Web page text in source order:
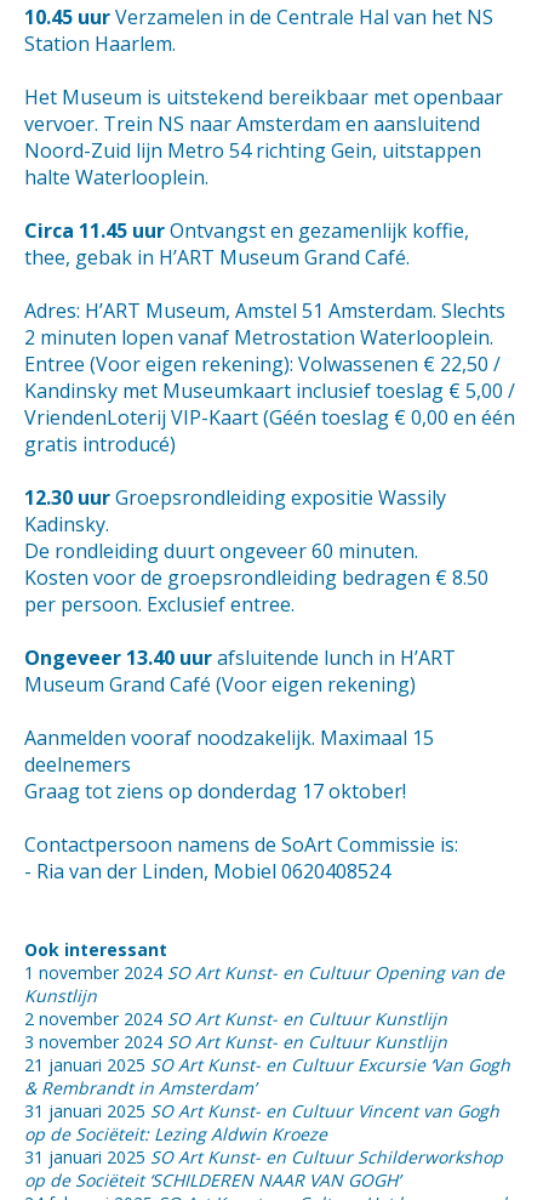
10.45 uurVerzamelen in de Centrale Hal van het NS
Station Haarlem.
Het Museum is uitstekend bereikbaar met openbaar
vervoer. Trein NS naar Amsterdam en aansluitend
Noord-Zuid lijn Metro 54 richting Gein, uitstappen
halte Waterlooplein.
Circa 11.45 uurOntvangst en gezamenlijk koffie,
thee, gebak in H’ART Museum Grand Café.
Adres: H’ART Museum, Amstel 51 Amsterdam. Slechts
2 minuten lopen vanaf Metrostation Waterlooplein.
Entree (Voor eigen rekening): Volwassenen € 22,50 /
Kandinsky met Museumkaart inclusief toeslag € 5,00 /
VriendenLoterij VIP-Kaart (Géén toeslag € 0,00 en één
gratis introducé)
12.30 uurGroepsrondleiding expositie Wassily
Kadinsky.
De rondleiding duurt ongeveer 60 minuten.
Kosten voor de groepsrondleiding bedragen € 8.50
per persoon. Exclusief entree.
Ongeveer 13.40 uurafsluitende lunch in H’ART
Museum Grand Café (Voor eigen rekening)
Aanmelden vooraf noodzakelijk. Maximaal 15
deelnemers
Graag tot ziens op donderdag 17 oktober!
Contactpersoon namens de SoArt Commissie is:
- Ria van der Linden, Mobiel 0620408524
Ook interessant
1 november 2024 SO Art Kunst- en Cultuur Opening van de
Kunstlijn
2 november 2024 SO Art Kunst- en Cultuur Kunstlijn
3 november 2024 SO Art Kunst- en Cultuur Kunstlijn
21 januari 2025 SO Art Kunst- en Cultuur Excursie ‘Van Gogh
& Rembrandt in Amsterdam’
31 januari 2025 SO Art Kunst- en Cultuur Vincent van Gogh
op de Sociëteit: Lezing Aldwin Kroeze
31 januari 2025 SO Art Kunst- en Cultuur Schilderworkshop
op de Sociëteit ‘SCHILDEREN NAAR VAN GOGH’